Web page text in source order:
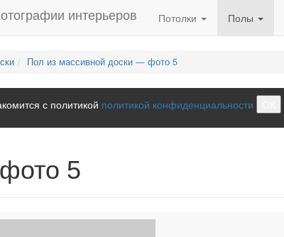
Потолки Полы
Пол из массивной доски — фото 5
с политикой политикой конфиденциальности
5